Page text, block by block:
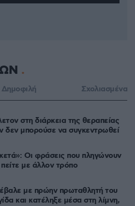
Δημοφιλή Σχολιασμένα
στη διάρκεια της θεραπείας
δεν μπορούσε να συγκεντρωθεί
Οι φράσεις που πληγώνουν
με άλλον τρόπο
με πρώην πρωταθλητή του
και κατέληξε μέσα στη λίμνη,